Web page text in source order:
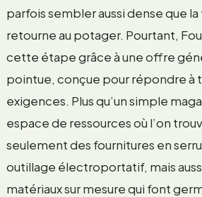
parfois sembler aussi dense que la
retourne au potager. Pourtant,
cette étape grâce à une offre
pointue, conçue pour répondre à
exigences. Plus qu’un simple
espace de ressources où l’on
seulement des fournitures en
outillage électroportatif, mais
matériaux sur mesure qui font